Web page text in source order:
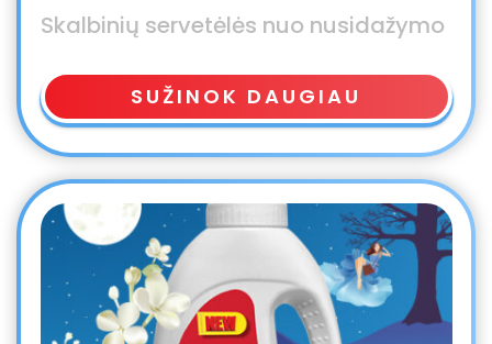
Skalbinių servetėlės nuo nusidažymo
SUŽINOK DAUGIAU